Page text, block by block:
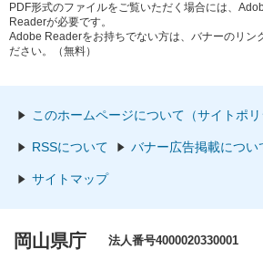
PDF形式のファイルをご覧いただく場合には、
Readerが必要です。
Adobe Readerをお持ちでない方は、バナーのリン
ださい。（無料）
このホームページについて（サイトポリ
RSSについて バナー広告掲載につい
サイトマップ
岡山県庁 法人番号4000020330001